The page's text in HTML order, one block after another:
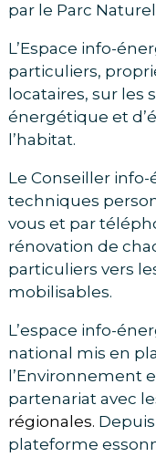
par le Parc
L’Espace info-
particuliers,
locataires, sur les
énergétique et
l’habitat.
Le Conseiller
techniques
vous et par
rénovation de
particuliers vers
mobilisables.
L’espace info-
national mis en
l’Environnement
partenariat avec
régionales.
plateforme